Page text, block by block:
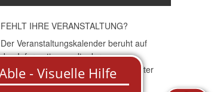
FEHLT IHRE VERANSTALTUNG?
Der Veranstaltungskalender beruht auf
den Informationen, die der
Stadtverwaltung seitens der Veranstalter
(Initiativen, Vereine etc.) zugearbeitet